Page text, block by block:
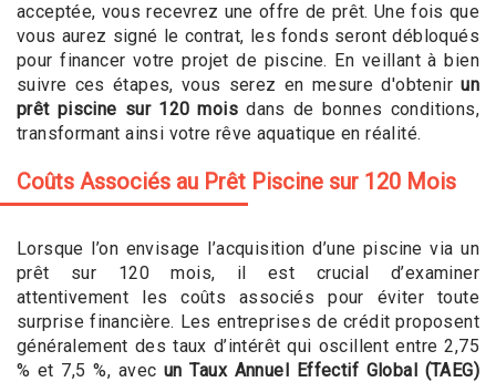
acceptée, vous recevrez une offre de prêt. Une fois que
vous aurez signé le contrat, les fonds seront débloqués
pour financer votre projet de piscine. En veillant à bien
suivre ces étapes, vous serez en mesure d'obtenirun
prêt piscine sur 120 mois dans de bonnes conditions,
transformant ainsi votre rêve aquatique en réalité.
Coûts Associés au Prêt Piscine sur 120 Mois
Lorsque l’on envisage l’acquisition d’une piscine via un
prêt sur 120 mois, il est crucial d’examiner
attentivement les coûts associés pour éviter toute
surprise financière. Les entreprises de crédit proposent
généralement des taux d’intérêt qui oscillent entre 2,75
% et 7,5 %, avec un Taux Annuel Effectif Global (TAEG)